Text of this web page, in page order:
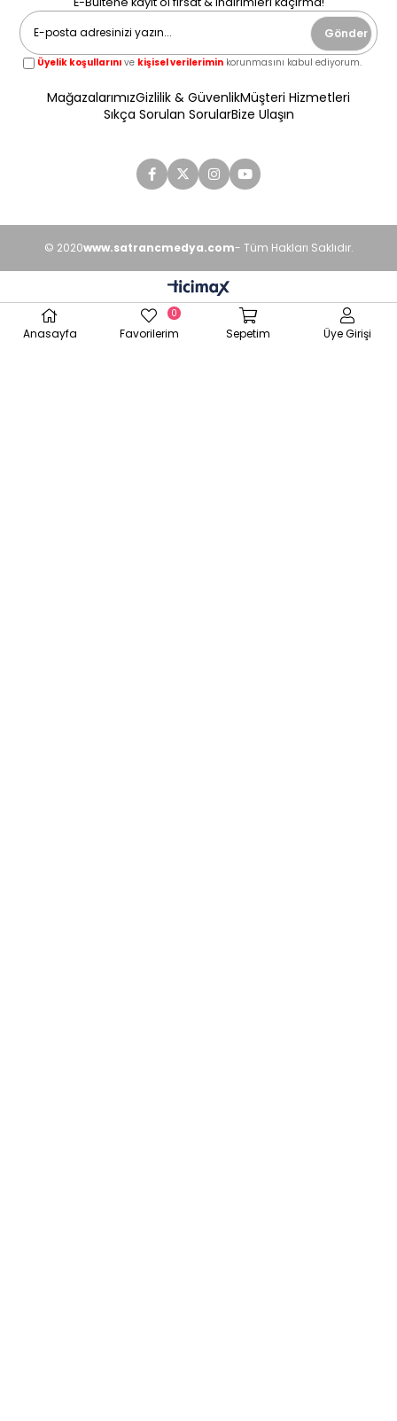
Gönder
Üyelik koşullarını ve kişisel verilerimin korunmasını kabul ediyorum.
MağazalarımızGizlilik & GüvenlikMüşteri Hizmetleri
Sıkça Sorulan SorularBize Ulaşın
© 2020www.satrancmedya.com- Tüm Hakları Saklıdır.
Anasayfa Favorilerim
0
Sepetim Üye Girişi